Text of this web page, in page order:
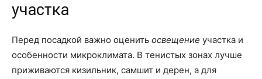
участка
Перед посадкой важно оценить освещение участка и
особенности микроклимата. В тенистых зонах лучше
приживаются кизильник, самшит и дерен, а для